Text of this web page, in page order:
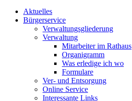
Aktuelles
Bürgerservice
Verwaltungsgliederung
Verwaltung
Mitarbeiter im Rathaus
Organigramm
Was erledige ich wo
Formulare
Ver- und Entsorgung
Online Service
Interessante Links